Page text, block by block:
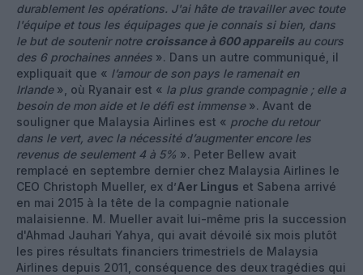
durablement les opérations. J'ai hâte de travailler avec toute
l'équipe et tous les équipages que je connais si bien, dans
le but de soutenir notre croissance à 600 appareils au cours
des 6 prochaines années ». Dans un autre communiqué, il
expliquait que « l’amour de son pays le ramenait en
Irlande», où Ryanair est « la plus grande compagnie ; elle a
besoin de mon aide et le défi est immense». Avant de
souligner que Malaysia Airlines est « proche du retour
dans le vert, avec la nécessité d’augmenter encore les
revenus de seulement 4 à 5% ». Peter Bellew avait
remplacé en septembre dernier chez Malaysia Airlines le
CEO Christoph Mueller, ex d’Aer Lingus et Sabena arrivé
en mai 2015 à la tête de la compagnie nationale
malaisienne. M. Mueller avait lui-même pris la succession
d'Ahmad Jauhari Yahya, qui avait dévoilé six mois plutôt
les pires résultats financiers trimestriels de Malaysia
Airlines depuis 2011, conséquence des deux tragédies qui